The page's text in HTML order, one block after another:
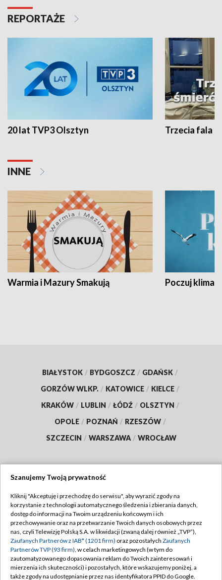
REPORTAŻE
20 lat TVP3 Olsztyn Trzecia fala -
INNE
Warmia i Mazury Smakują Poczuj klimat
BIAŁYSTOK / BYDGOSZCZ / GDAŃSK /
GORZÓW WLKP. / KATOWICE / KIELCE /
KRAKÓW / LUBLIN / ŁÓDŹ / OLSZTYN /
OPOLE / POZNAŃ / RZESZÓW /
SZCZECIN / WARSZAWA / WROCŁAW
TVP
Abonament TVP
Emisja w TVP
Centrum informacji TVP
Naziemna Telewizja Cyfrowa
Regulamin TVP
Polityka prywatności
Moje zgody
Pomoc
Szanujemy Twoją prywatność
Kliknij "Akceptuję i przechodzę do serwisu", aby wyrazić zgody na
korzystanie z technologii automatycznego śledzenia i zbierania danych,
dostęp do informacji na Twoim urządzeniu końcowym i ich
przechowywanie oraz na przetwarzanie Twoich danych osobowych przez
nas, czyli Telewizję Polską S.A. w likwidacji (zwaną dalej również „TVP”),
Zaufanych Partnerów z IAB* (1201 firm) oraz pozostałych Zaufanych
Partnerów TVP (93 firm), w celach marketingowych (w tym do
zautomatyzowanego dopasowania reklam do Twoich zainteresowań i
mierzenia ich skuteczności) i pozostałych, które wskazujemy poniżej, a
także zgody na udostępnianie przez nas identyfikatora PPID do Google.